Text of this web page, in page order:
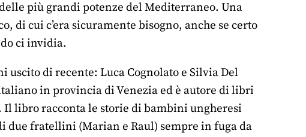
più grandi potenze del Mediterraneo. Una
di cui c’era sicuramente bisogno, anche se certo
ci invidia.
di recente: Luca Cognolato e Silvia Del
in provincia di Venezia ed è autore di libri
Il libro racconta le storie di bambini ungheresi
fratellini (Marian e Raul) sempre in fuga da